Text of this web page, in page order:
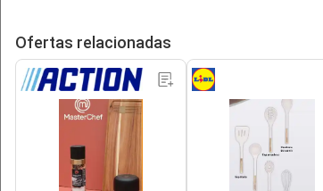
Ofertas relacionadas